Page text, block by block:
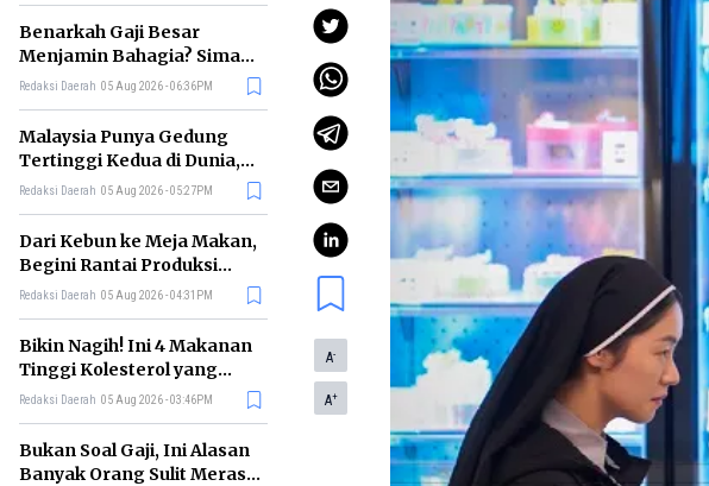
Benarkah Gaji Besar
Menjamin Bahagia? Simak
Penjelasan Ilmu Ekonomi
Redaksi Daerah 05 Aug 2026 - 06:36PM
Malaysia Punya Gedung
Tertinggi Kedua di Dunia,
Ini Daftar Lengkap 2026
Redaksi Daerah 05 Aug 2026 - 05:27PM
Dari Kebun ke Meja Makan,
Begini Rantai Produksi
Sawit di Indonesia
Redaksi Daerah 05 Aug 2026 - 04:31PM
Bikin Nagih! Ini 4 Makanan
Tinggi Kolesterol yang
Sebaiknya Dikurangi
Redaksi Daerah 05 Aug 2026 - 03:46PM
Bukan Soal Gaji, Ini Alasan
Banyak Orang Sulit Merasa
A-
A+